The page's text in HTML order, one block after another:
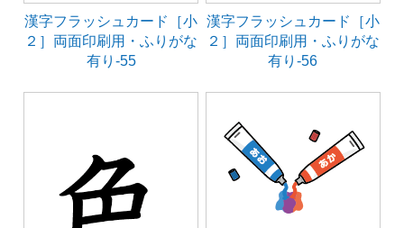
漢字フラッシュカード［小
２］両面印刷用・ふりがな
有り-55
漢字フラッシュカード［小
２］両面印刷用・ふりがな
有り-56